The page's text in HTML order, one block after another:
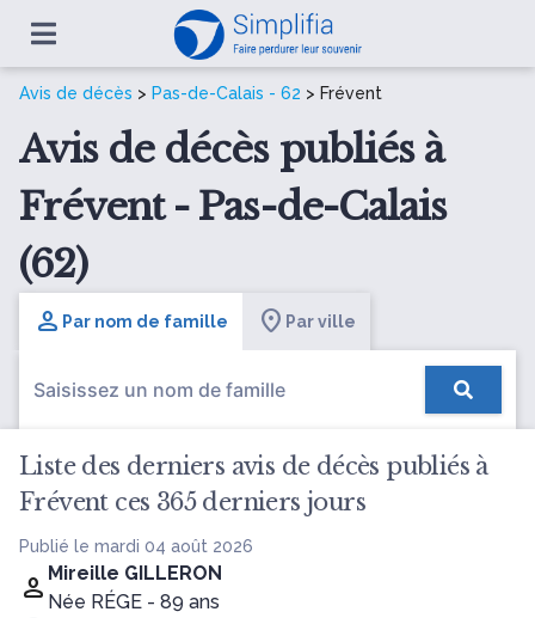
Avis de décès > Pas-de-Calais - 62 > Frévent
Avis de décès publiés à
Frévent - Pas-de-Calais
(62)
Par nom de famille Par ville
Liste des derniers avis de décès publiés à
Frévent ces 365 derniers jours
Publié le mardi 04 août 2026
Mireille GILLERON
Née RÉGE - 89 ans